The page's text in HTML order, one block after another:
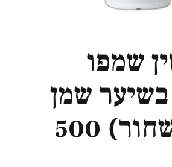
שמפו
שמן
(בלאק שחור) 500